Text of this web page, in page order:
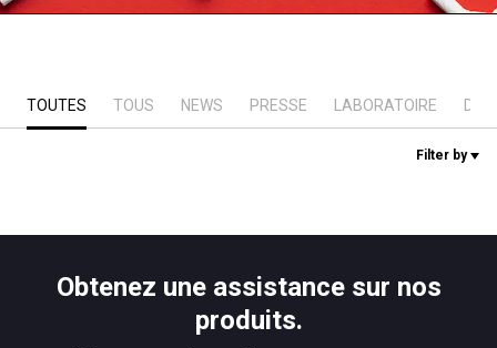
TOUTES TOUS NEWS PRESSE LABORATOIRE
Filter by
Obtenez une assistance sur nos
produits.
Durabilité